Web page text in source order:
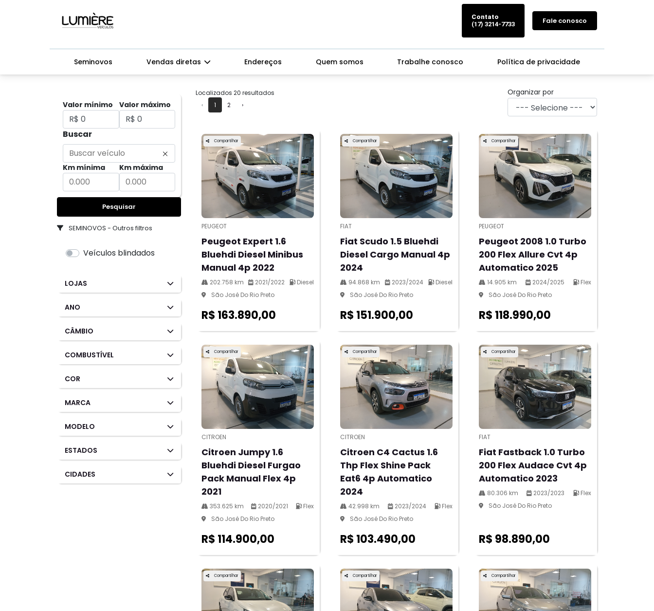
Contato
(17) 3214-7733
Fale conosco
Seminovos Vendas diretas Endereços Quem somos Trabalhe conosco Política de privacidade
Valor mínimo Valor máximo
Buscar
Km mínima Km máxima
Pesquisar
SEMINOVOS - Outros filtros
Veículos blindados
LOJAS
ANO
CÂMBIO
COMBUSTÍVEL
COR
MARCA
MODELO
ESTADOS
CIDADES
Localizados 20 resultados
‹
1 2 ›
Organizar por
Compartilhar
PEUGEOT
Peugeot Expert 1.6
Bluehdi Diesel Minibus
Manual 4p 2022
202.758 km 2021/2022
Diesel
São José Do Rio Preto
R$ 163.890,00
Compartilhar
FIAT
Fiat Scudo 1.5 Bluehdi
Diesel Cargo Manual 4p
2024
94.868 km 2023/2024
Diesel
São José Do Rio Preto
R$ 151.900,00
Compartilhar
PEUGEOT
Peugeot 2008 1.0 Turbo
200 Flex Allure Cvt 4p
Automatico 2025
14.905 km 2024/2025
Flex
São José Do Rio Preto
R$ 118.990,00
Compartilhar
CITROEN
Citroen Jumpy 1.6
Bluehdi Diesel Furgao
Pack Manual Flex 4p
2021
353.625 km 2020/2021
Flex
São José Do Rio Preto
R$ 114.900,00
Compartilhar
CITROEN
Citroen C4 Cactus 1.6
Thp Flex Shine Pack
Eat6 4p Automatico
2024
42.998 km 2023/2024
Flex
São José Do Rio Preto
R$ 103.490,00
Compartilhar
FIAT
Fiat Fastback 1.0 Turbo
200 Flex Audace Cvt 4p
Automatico 2023
80.306 km 2023/2023
Flex
São José Do Rio Preto
R$ 98.890,00
Compartilhar Compartilhar Compartilhar